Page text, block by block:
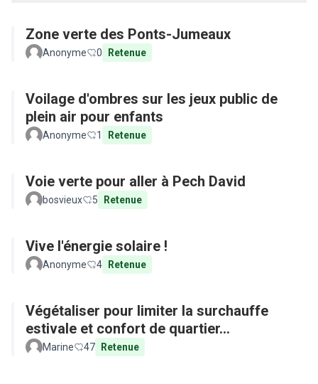
Zone verte des Ponts-Jumeaux
Anonyme 0 Retenue
Voilage d'ombres sur les jeux public de
plein air pour enfants
Anonyme 1 Retenue
Voie verte pour aller à Pech David
bosvieux 5 Retenue
Vive l'énergie solaire !
Anonyme 4 Retenue
Végétaliser pour limiter la surchauffe
estivale et confort de quartier...
Marine 47 Retenue